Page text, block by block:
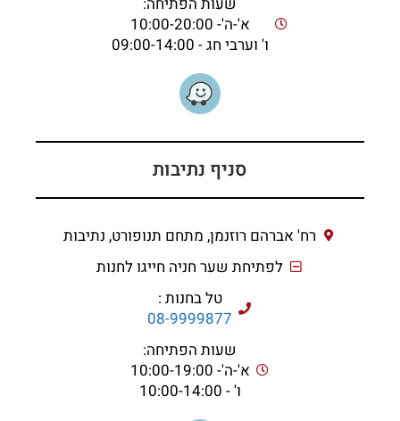
א'-ה'- 10:00-20:00
ו' וערבי חג - 09:00-14:00
סניף נתיבות
רח' אברהם רוזנמן, מתחם תנופורט, נתיבות
לפתיחת שער חניה חייגו לחנות
טל בחנות :
08-9999877
שעות הפתיחה:
א'-ה'- 10:00-19:00
ו' - 10:00-14:00